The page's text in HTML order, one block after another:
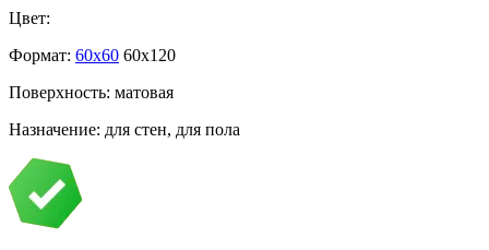
Цвет:
Формат: 60x60 60x120
Поверхность: матовая
Назначение: для стен, для пола